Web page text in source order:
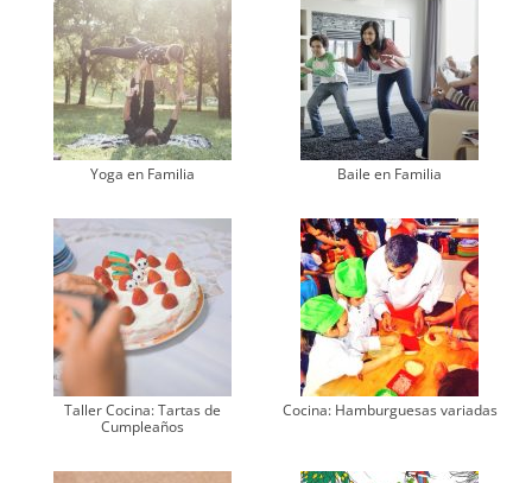
Yoga en Familia Baile en Familia
Taller Cocina: Tartas de
Cumpleaños
Cocina: Hamburguesas variadas